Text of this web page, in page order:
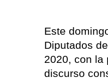
Este
Diputados
2020, con la
discurso